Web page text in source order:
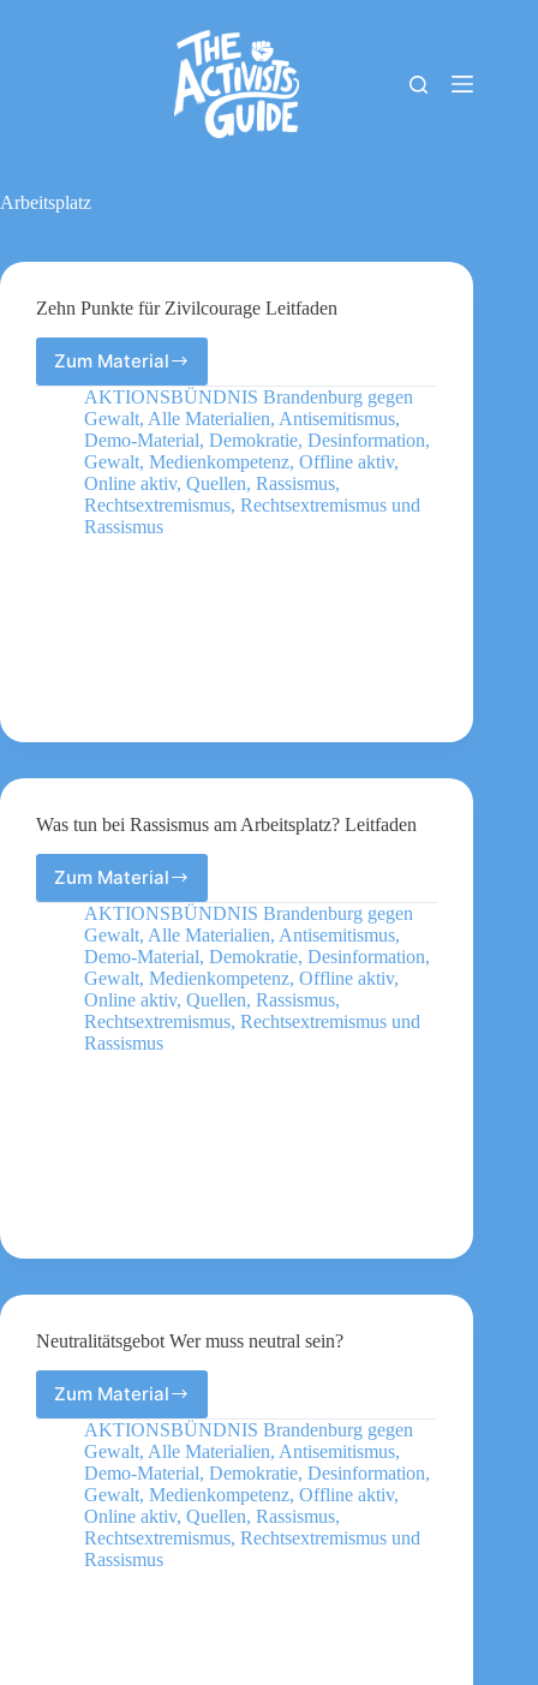
Arbeitsplatz
Zehn Punkte für Zivilcourage Leitfaden
Zum Material
Zehn
Punkte
für
Zivilcourage
Leitfaden
AKTIONSBÜNDNIS Brandenburg gegen
Gewalt, Alle Materialien, Antisemitismus,
Demo-Material, Demokratie, Desinformation,
Gewalt, Medienkompetenz, Offline aktiv,
Online aktiv, Quellen, Rassismus,
Rechtsextremismus, Rechtsextremismus und
Rassismus
Was tun bei Rassismus am Arbeitsplatz? Leitfaden
Zum Material
Was
tun
bei
Rassismus
am
Arbeitsplatz?
Leitfaden
AKTIONSBÜNDNIS Brandenburg gegen
Gewalt, Alle Materialien, Antisemitismus,
Demo-Material, Demokratie, Desinformation,
Gewalt, Medienkompetenz, Offline aktiv,
Online aktiv, Quellen, Rassismus,
Rechtsextremismus, Rechtsextremismus und
Rassismus
Neutralitätsgebot Wer muss neutral sein?
Zum MaterialNeutralitätsgebot
Wer
muss
neutral
sein?
AKTIONSBÜNDNIS Brandenburg gegen
Gewalt, Alle Materialien, Antisemitismus,
Demo-Material, Demokratie, Desinformation,
Gewalt, Medienkompetenz, Offline aktiv,
Online aktiv, Quellen, Rassismus,
Rechtsextremismus, Rechtsextremismus und
Rassismus